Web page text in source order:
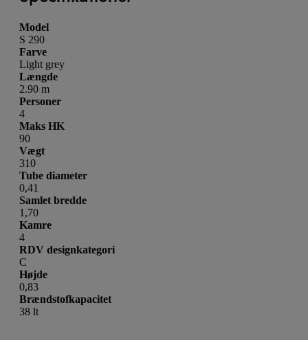
Model
S 290
Farve
Light grey
Længde
2.90 m
Personer
4
Maks HK
90
Vægt
310
Tube diameter
0,41
Samlet bredde
1,70
Kamre
4
RDV designkategori
C
Højde
0,83
Brændstofkapacitet
38 lt